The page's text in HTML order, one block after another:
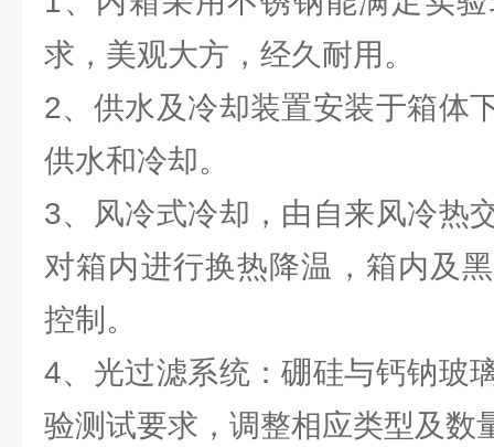
求，美观大方，经久耐用。
2、供水及冷却装置安装于箱体
供水和冷却。
3、风冷式冷却，由自来风冷热
对箱内进行换热降温，箱内及
控制。
4、光过滤系统：硼硅与钙钠玻
验测试要求，调整相应类型及数